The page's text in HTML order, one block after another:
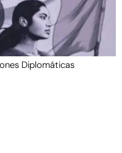
Diplomáticas